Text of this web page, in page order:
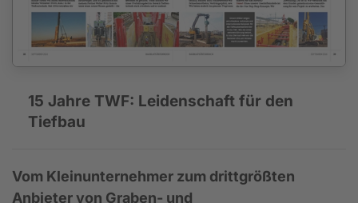
15 Jahre TWF: Leidenschaft für den
Tiefbau
Vom Kleinunternehmer zum drittgrößten
Anbieter von Graben- und